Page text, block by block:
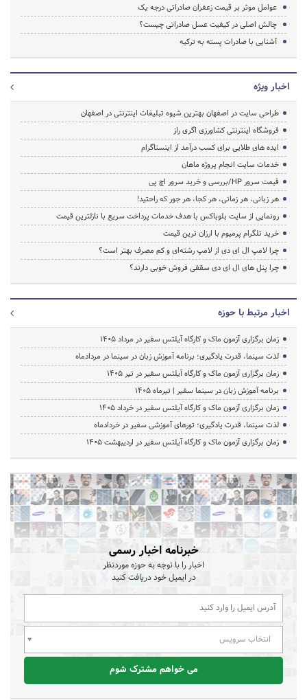
عوامل موثر بر قیمت زعفران صادراتی درجه یک
چالش اصلی در کیفیت عسل صادراتی چیست؟
آشنایی با صادرات پسته به ترکیه
اخبار ویژه
طراحی سایت در اصفهان بهترین شیوه تبلیغات اینترنتی در اصفهان
فروشگاه اینترنتی کشاورزی اگری راز
ایده های طلایی برای کسب درآمد از اینستاگرام
خدمات سایت انجام پروژه ماهان
قیمت سرور HP/بررسی و خرید سرور اچ پی
هر زبانی، هر زمانی، هر کجا، هر جور که راحتید!
رونمایی از سایت بلوباکس با هدف خدمات پرداخت سریع با نازلترین قیمت
خرید تلگرام پرمیوم با ارزان ترین قیمت
چرا لامپ ال ای دی از لامپ رشته‌ای و کم مصرف بهتر است؟
چرا پنل های ال ای دی سقفی فروش خوبی دارند؟
اخبار مرتبط با حوزه
زمان برگزاری آزمون ماک و کارگاه آیلتس سفیر در مرداد 1405
لذت سینما، قدرت یادگیری؛ برنامه آموزش زبان در سینما در مردادماه
زمان برگزاری آزمون ماک و کارگاه آیلتس سفیر در تیر 1405
برنامه آموزش زبان در سینما سفیر | تیرماه ۱۴۰۵
زمان برگزاری آزمون ماک و کارگاه آیلتس سفیر در خرداد 1405
لذت سینما، قدرت یادگیری؛ تورهای آموزشی سفیر در خردادماه
زمان برگزاری آزمون ماک و کارگاه آیلتس سفیر در اردیبهشت 1405
خبرنامه اخبار رسمی
اخبار را با توجه به حوزه موردنظر
در ایمیل خود دریافت کنید
انتخاب سرویس
می خواهم مشترک شوم